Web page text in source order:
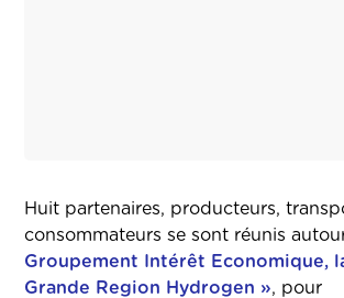
Huit partenaires, producteurs,
consommateurs se sont réunis
Groupement Intérêt Economique,
Grande Region Hydrogen », pour